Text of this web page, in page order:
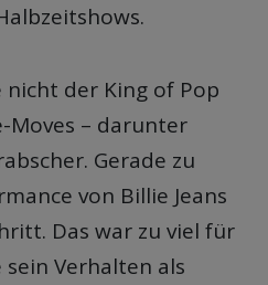
nicht der King of Pop
Moves – darunter
Gerade zu
von Billie Jeans
Das war zu viel für
Verhalten als